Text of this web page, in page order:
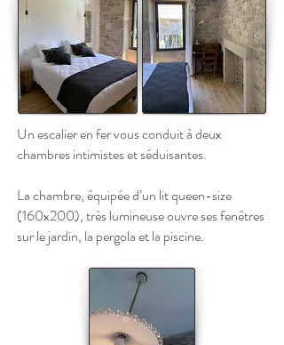
Un escalier en fer vous conduit à deux
chambres intimistes et séduisantes.
La chambre, équipée d’un lit queen-size
(160x200), très lumineuse ouvre ses fenêtres
sur le jardin, la pergola et la piscine.